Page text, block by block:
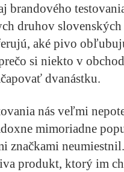
brandového
druhov
aké pivo
si niekto v
dvanástku.
nás veľmi
mimoriadne
značkami
produkt, ktorý im